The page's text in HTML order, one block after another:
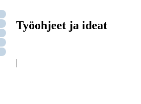
Työohjeet ja ideat